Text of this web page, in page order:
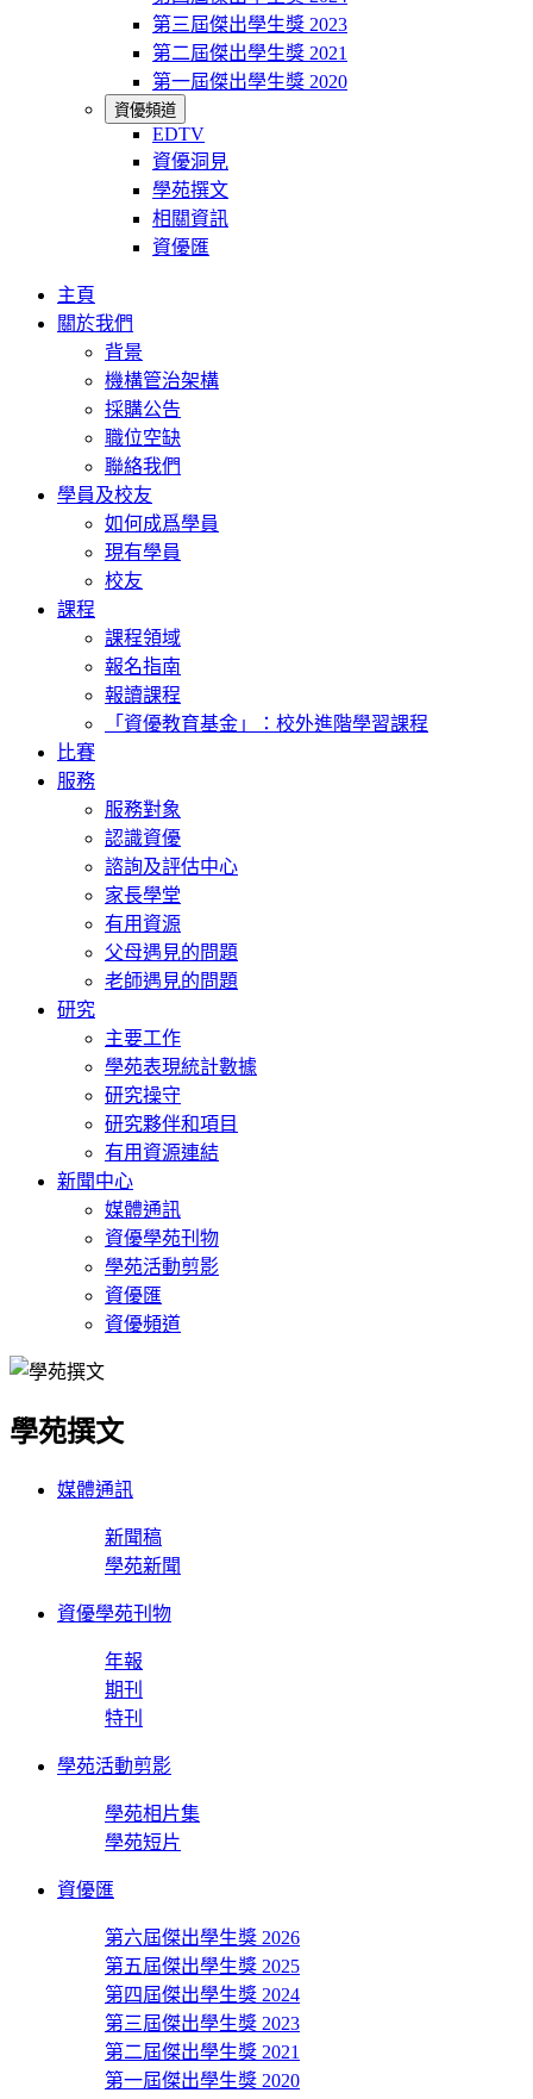
第三屆傑出學生獎 2023
第二屆傑出學生獎 2021
第一屆傑出學生獎 2020
資優頻道
EDTV
資優洞見
學苑撰文
相關資訊
資優匯
主頁
關於我們
背景
機構管治架構
採購公告
職位空缺
聯絡我們
學員及校友
如何成爲學員
現有學員
校友
課程
課程領域
報名指南
報讀課程
「資優教育基金」：校外進階學習課程
比賽
服務
服務對象
認識資優
諮詢及評估中心
家長學堂
有用資源
父母遇見的問題
老師遇見的問題
研究
主要工作
學苑表現統計數據
研究操守
研究夥伴和項目
有用資源連結
新聞中心
媒體通訊
資優學苑刊物
學苑活動剪影
資優匯
資優頻道
學苑撰文
媒體通訊
新聞稿
學苑新聞
資優學苑刊物
年報
期刊
特刊
學苑活動剪影
學苑相片集
學苑短片
資優匯
第六屆傑出學生獎 2026
第五屆傑出學生獎 2025
第四屆傑出學生獎 2024
第三屆傑出學生獎 2023
第二屆傑出學生獎 2021
第一屆傑出學生獎 2020